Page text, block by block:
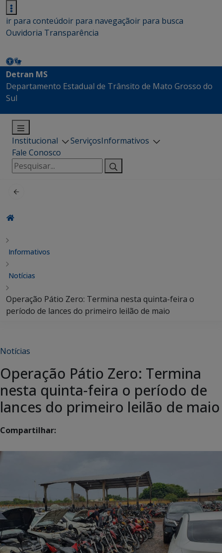
ir para conteúdoir para navegaçãoir para busca
Ouvidoria Transparência
Detran MS
Departamento Estadual de Trânsito de Mato Grosso do
Sul
Institucional ServiçosInformativos
Fale Conosco
Pesquisar
por:
Informativos
Notícias
Operação Pátio Zero: Termina nesta quinta-feira o
período de lances do primeiro leilão de maio
Notícias
Operação Pátio Zero: Termina
nesta quinta-feira o período de
lances do primeiro leilão de maio
Compartilhar: